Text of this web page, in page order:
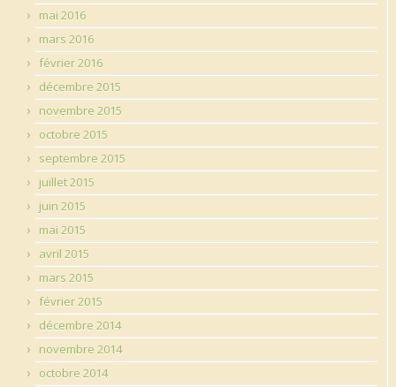
mai 2016
mars 2016
février 2016
décembre 2015
novembre 2015
octobre 2015
septembre 2015
juillet 2015
juin 2015
mai 2015
avril 2015
mars 2015
février 2015
décembre 2014
novembre 2014
octobre 2014